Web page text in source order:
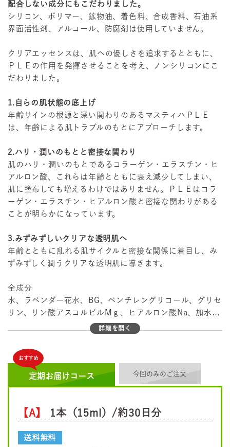
配合しない成分にもこだわりました。
シリコン、ポリマー、鉱物油、着色料、合成香料、石油系
界面活性剤、アルコール、防腐剤は使用していません。
クリアエッセンスは、肌への優しさを追求するとともに、
ＰＬＥの作用を発揮させることを考え、ノンシリコンにこ
だわりました。
1.自らの肌状態の底上げ
年齢サインの根源と深い関わりのあるマスティハＰＬＥ
は、年齢による肌トラブルのもとにアプローチします。
2.ハリ・潤いのもとと密接な関わり
肌のハリ・潤いのもとであるコラーゲン・エラスチン・ヒ
アルロン酸、これらは年齢とともに衰え減少してしまい、
肌に塗布しても増えるわけではありません。ＰＬＥはコラ
ーゲン・エラスチン・ヒアルロン酸と密接な関わりがある
ことが明らかになっています。
3.みずみずしいクリアな透明肌へ
年齢とともに乱れる肌サイクルと密接な関係に着目し、み
ずみずしく潤うクリアな透明肌に導きます。
全成分
水、ラベンダー花水、BG、ペンチレングリコール、グリセ
リン、リン酸アスコルビルMｇ、ヒアルロン酸Na、加水分
解デンプン、加水分解シルク、加水分解コラーゲン、白
サペプチド-8、褐藻エキス、塩化K、塩化Ca、塩化Mg、グ
ルコン酸亜鉛、水溶性コラーゲン、ナツメ果実エキス、カ
ンゾウ根エキス、オウゴン根エキス、水添レシチン、ジラ
ウロイルグルタミン酸リシンNa、トリ（カプリル酸/カプ
酸Na、クエン酸、PCA-Na、炭酸水素Na、セルロースガ
ム、フェノキシエタノール
詳細を開く
定期お届けコース
おすすめ
今回のみのご注文
【A】 1本（15ml）/約30日分
送料無料